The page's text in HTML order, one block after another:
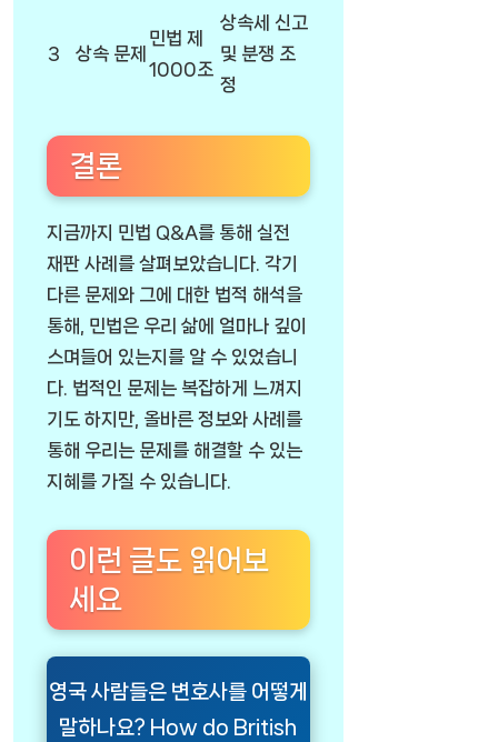
3 상속 문제
민법 제
1000조
상속세 신고
및 분쟁 조
정
결론
지금까지 민법 Q&A를 통해 실전
재판 사례를 살펴보았습니다. 각기
다른 문제와 그에 대한 법적 해석을
통해, 민법은 우리 삶에 얼마나 깊이
스며들어 있는지를 알 수 있었습니
다. 법적인 문제는 복잡하게 느껴지
기도 하지만, 올바른 정보와 사례를
통해 우리는 문제를 해결할 수 있는
지혜를 가질 수 있습니다.
이런 글도 읽어보
세요
영국 사람들은 변호사를 어떻게
말하나요? How do British